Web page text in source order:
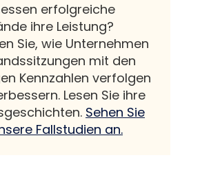
erfolgreiche
ihre Leistung?
Sie, wie Unternehmen
mit den
Kennzahlen verfolgen
Lesen Sie ihre
Sehen Sie
Fallstudien an.